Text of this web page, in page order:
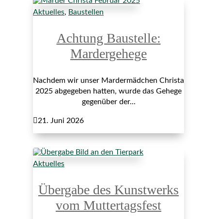
Aktuelles, Baustellen
Achtung Baustelle:
Mardergehege
Nachdem wir unser Mardermädchen Christa
2025 abgegeben hatten, wurde das Gehege
gegenüber der...
21. Juni 2026
Aktuelles
Übergabe des Kunstwerks
vom Muttertagsfest